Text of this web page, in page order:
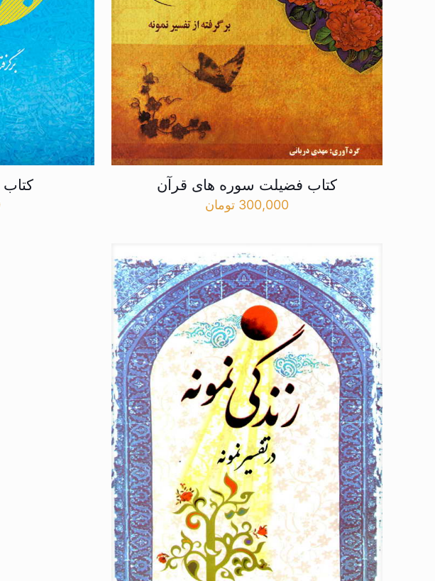
کتاب فضیلت سوره های قرآن
300,000 تومان